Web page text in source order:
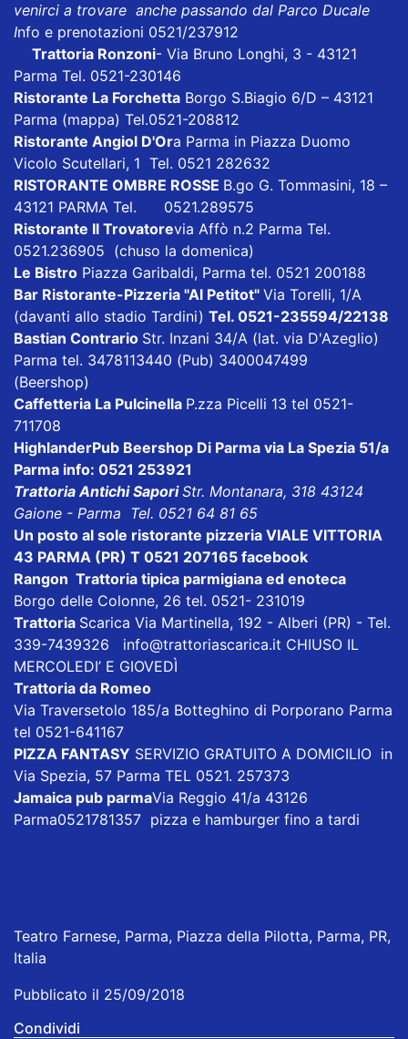
venirci a trovare anche passando dal Parco Ducale
Info e prenotazioni 0521/237912
Trattoria Ronzoni- Via Bruno Longhi, 3 - 43121
Parma Tel. 0521-230146
Ristorante La Forchetta Borgo S.Biagio 6/D – 43121
Parma (mappa) Tel.0521-208812
Ristorante Angiol D'Ora Parma in Piazza Duomo
Vicolo Scutellari, 1 Tel. 0521 282632
RISTORANTE OMBRE ROSSE B.go G. Tommasini, 18 –
43121 PARMA Tel. 0521.289575
Ristorante Il Trovatorevia Affò n.2 Parma Tel.
0521.236905 (chuso la domenica)
Le Bistro Piazza Garibaldi, Parma tel. 0521 200188
Bar Ristorante-Pizzeria "Al Petitot" Via Torelli, 1/A
(davanti allo stadio Tardini) Tel. 0521-235594/22138
Bastian Contrario Str. Inzani 34/A (lat. via D'Azeglio)
Parma tel. 3478113440 (Pub) 3400047499
(Beershop)
Caffetteria La Pulcinella P.zza Picelli 13 tel 0521-
711708
HighlanderPub Beershop Di Parma via La Spezia 51/a
Parma info: 0521 253921
Trattoria Antichi SaporiStr. Montanara, 318 43124
Gaione - Parma Tel. 0521 64 81 65
Un posto al sole ristorante pizzeria VIALE VITTORIA
43 PARMA (PR) T 0521 207165 facebook
Rangon Trattoria tipica parmigiana ed enoteca
Borgo delle Colonne, 26 tel. 0521- 231019
Trattoria Scarica Via Martinella, 192 - Alberi (PR) - Tel.
339-7439326 info@trattoriascarica.it CHIUSO IL
MERCOLEDI’ E GIOVEDÌ
Trattoria da Romeo
Via Traversetolo 185/a Botteghino di Porporano Parma
tel 0521-641167
PIZZA FANTASY SERVIZIO GRATUITO A DOMICILIO in
Via Spezia, 57 Parma TEL 0521. 257373
Jamaica pub parmaVia Reggio 41/a 43126
Parma0521781357 pizza e hamburger fino a tardi
Teatro Farnese, Parma, Piazza della Pilotta, Parma, PR,
Italia
Pubblicato il 25/09/2018
Condividi